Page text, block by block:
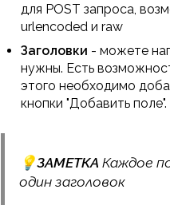
для POST запроса,
urlencoded и raw
Заголовки - можете
нужны. Есть
этого необходимо
кнопки "Добавить поле".
💡ЗАМЕТКА Каждое
один заголовок